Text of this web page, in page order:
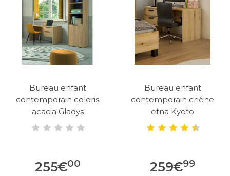
Bureau enfant
contemporain coloris
acacia Gladys
255€00
Bureau enfant
contemporain chêne
etna Kyoto
259€99